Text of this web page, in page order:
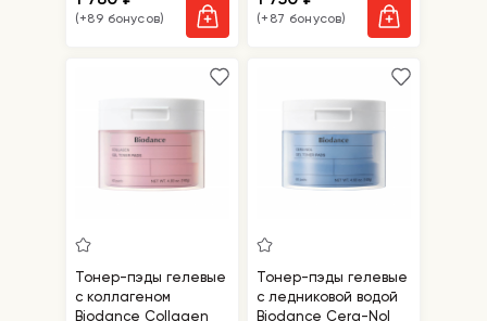
(+89 бонусов) (+87 бонусов)
Тонер-пэды гелевые
с коллагеном
Biodance Collagen
Тонер-пэды гелевые
с ледниковой водой
Biodance Cera-Nol